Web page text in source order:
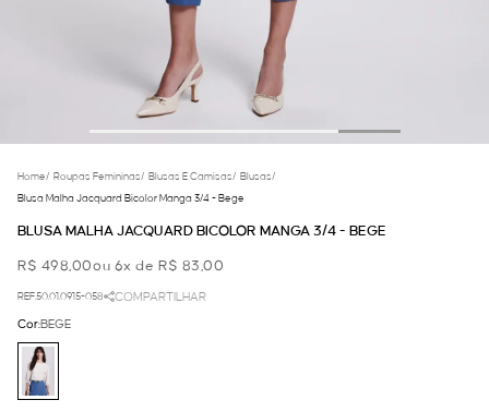
Home/ Roupas Femininas/ Blusas E Camisas/ Blusas/
Blusa Malha Jacquard Bicolor Manga 3/4 - Bege
BLUSA MALHA JACQUARD BICOLOR MANGA 3/4 - BEGE
R$ 498,00ou 6x de R$ 83,00
REF.50.01.0915-058 COMPARTILHAR
Cor:BEGE